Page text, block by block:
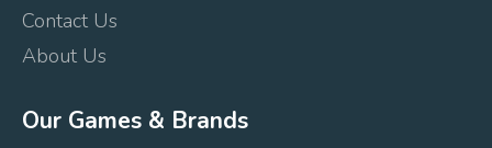
Contact Us
About Us
Our Games & Brands